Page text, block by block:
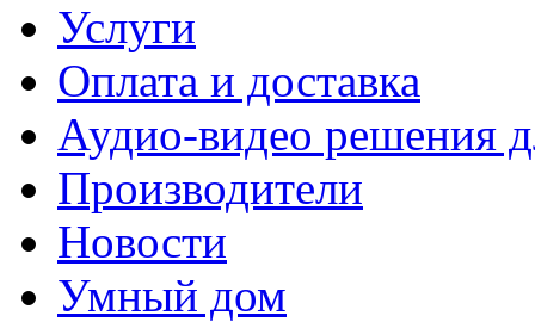
Услуги
Оплата и доставка
Аудио-видео решения
Производители
Новости
Умный дом